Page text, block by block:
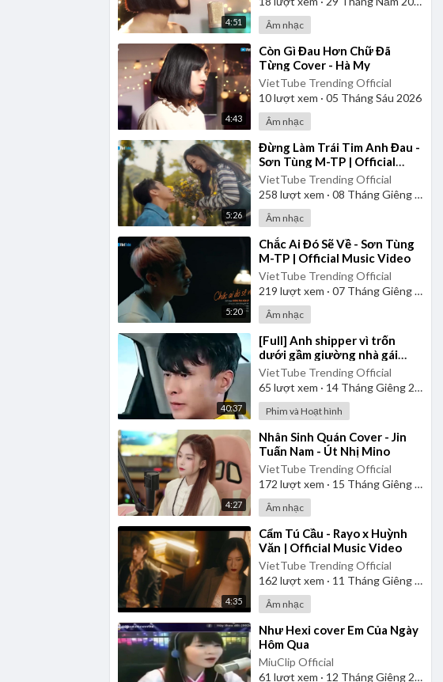
4:51 Âm nhạc
4:43
⁣Còn Gì Đau Hơn Chữ Đã
Từng Cover - Hà My
VietTube Trending Official
10lượt xem · 05 Tháng Sáu 2026
Âm nhạc
5:26
⁣Đừng Làm Trái Tim Anh Đau -
Sơn Tùng M-TP | Official
Music Video
VietTube Trending Official
258 lượt xem · 08 Tháng Giêng 2025
Âm nhạc
5:20
⁣Chắc Ai Đó Sẽ Về - Sơn Tùng
M-TP | Official Music Video
VietTube Trending Official
219 lượt xem · 07 Tháng Giêng 2025
Âm nhạc
40:37
⁣[Full] Anh shipper vì trốn
dưới gầm giường nhà gái
xinh mà chứng kiến một
chuyện chấn động
VietTube Trending Official
65 lượt xem · 14 Tháng Giêng 2025
Phim và Hoạt hình
4:27
⁣Nhân Sinh Quán Cover - Jin
Tuấn Nam - Út Nhị Mino
VietTube Trending Official
172 lượt xem · 15 Tháng Giêng 2025
Âm nhạc
4:35
⁣Cẩm Tú Cầu - Rayo x Huỳnh
Văn | Official Music Video
VietTube Trending Official
162 lượt xem · 11 Tháng Giêng 2025
Âm nhạc
⁣Như Hexi cover Em Của Ngày
Hôm Qua
MiuClip Official
61 lượt xem · 12 Tháng Giêng 2025